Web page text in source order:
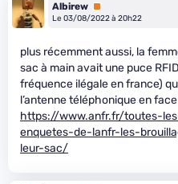
Albirew Premium
Le 03/08/2022 à 20h22
plus récemment aussi, la
sac à main avait une puce
fréquence ilégale en france)
l’antenne téléphonique en
https://www.anfr.fr/toutes-
enquetes-de-lanfr-les-
leur-sac/